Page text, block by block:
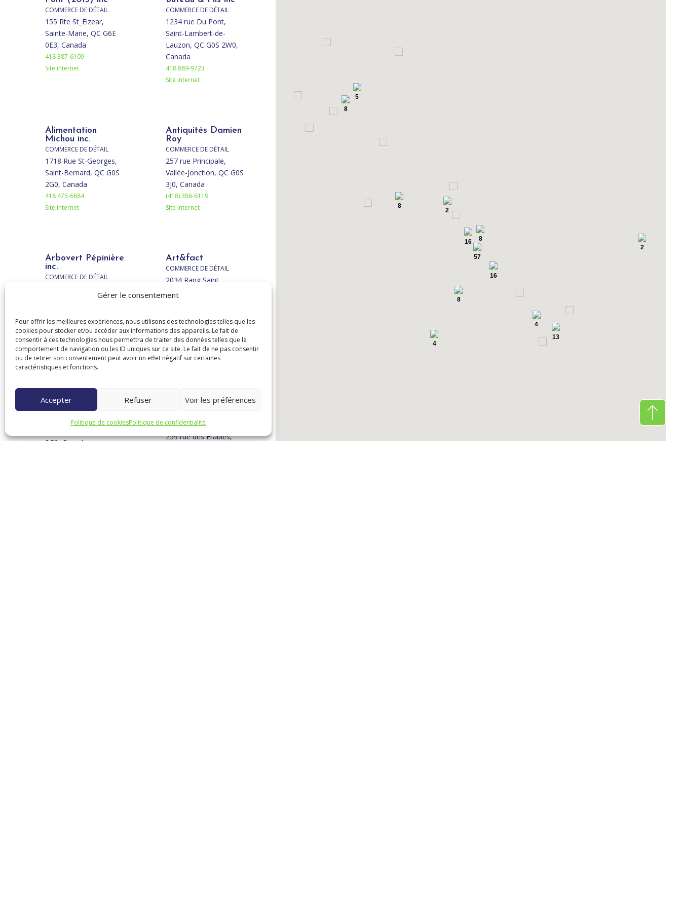
Gérer le consentement
Pour offrir les meilleures expériences, nous utilisons des technologies telles que les
cookies pour stocker et/ou accéder aux informations des appareils. Le fait de
consentir à ces technologies nous permettra de traiter des données telles que le
comportement de navigation ou les ID uniques sur ce site. Le fait de ne pas consentir
ou de retirer son consentement peut avoir un effet négatif sur certaines
caractéristiques et fonctions.
Accepter Refuser Voir les préférences
Politique de cookiesPolitique de confidentialité
COMMERCE DE DÉTAIL
155 Rte St_Elzear,
Sainte-Marie, QC G6E
0E3, Canada
418 387-6109
Site internet
COMMERCE DE DÉTAIL
1234 rue Du Pont,
Saint-Lambert-de-
Lauzon, QC G0S 2W0,
Canada
418 889-9723
Site internet
Alimentation
Michou inc.
COMMERCE DE DÉTAIL
1718 Rue St-Georges,
Saint-Bernard, QC G0S
2G0, Canada
418 475-6684
Site internet
Antiquités Damien
Roy
COMMERCE DE DÉTAIL
257 rue Principale,
Vallée-Jonction, QC G0S
3J0, Canada
(418) 386-6119
Site internet
Arbovert Pépinière
inc.
COMMERCE DE DÉTAIL
Isidore, Saint-Lambert-
2W0, Canada
418 889-9010
Site internet
Art&fact
COMMERCE DE DÉTAIL
2034 Rang Saint
Étienne, Scott, QC G0S
Site internet
Astuces nature
COMMERCE DE DÉTAIL
1009 rue Saint-Georges,
2G0, Canada
Atelier de la
nature Animaux
COMMERCE DE DÉTAIL
259 rue des Érables,
57
8
8
16
16
13
4
4
5
8
2
8
2